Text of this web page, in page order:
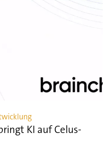
KI auf Celus-